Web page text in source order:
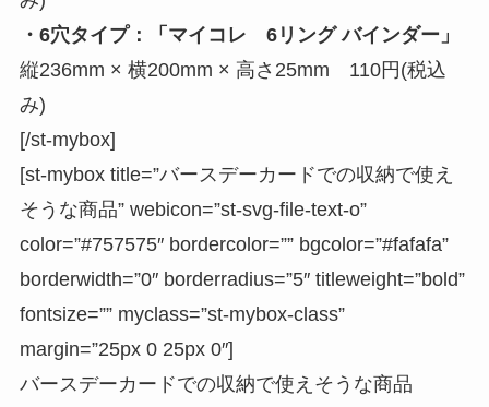
・6穴タイプ：「マイコレ 6リング バインダー」
縦236mm × 横200mm × 高さ25mm 110円(税込
み)
[/st-mybox]
[st-mybox title=”バースデーカードでの収納で使え
そうな商品” webicon=”st-svg-file-text-o”
color=”#757575″ bordercolor=”” bgcolor=”#fafafa”
borderwidth=”0″ borderradius=”5″ titleweight=”bold”
fontsize=”” myclass=”st-mybox-class”
margin=”25px 0 25px 0″]
バースデーカードでの収納で使えそうな商品